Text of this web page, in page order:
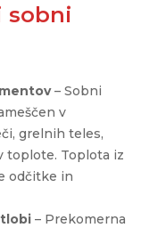
sobni
– Sobni
v
grelnih teles,
toplote. Toplota iz
odčitke in
– Prekomerna